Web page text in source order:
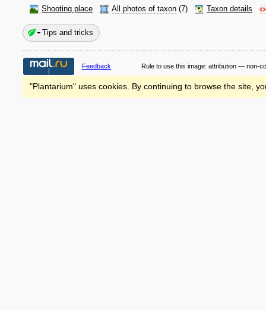
Shooting place All photos of taxon (7) Taxon details
Tips and tricks
Feedback Rule to use this image: attribution — non-
"Plantarium" uses cookies. By continuing to browse the site,